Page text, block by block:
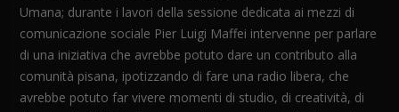
Umana; durante i lavori della sessione dedicata ai mezzi di
comunicazione sociale Pier Luigi Maffei intervenne per parlare
di una iniziativa che avrebbe potuto dare un contributo alla
comunità pisana, ipotizzando di fare una radio libera, che
avrebbe potuto far vivere momenti di studio, di creatività, di